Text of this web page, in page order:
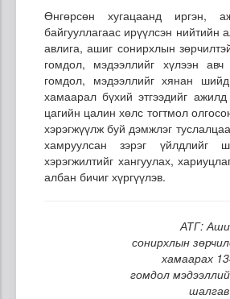
Өнгөрсөн хугацаанд иргэн,
байгууллагаас ирүүлсэн нийтийн
авлига, ашиг сонирхлын
гомдол, мэдээллийг хүлээн
гомдол, мэдээллийг хянан
хамаарал бүхий этгээдийг
цагийн цалин хөлс тогтмол
хэрэгжүүлж буй дэмжлэг
хамруулсан зэрэг үйлдлийг
хэрэгжилтийг хангуулах,
албан бичиг хүргүүлэв.
АТГ:
сонирхлын
хамаарах
гомдол
шалгав